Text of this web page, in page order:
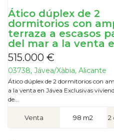
Ático dúplex de 2
dormitorios con
terraza a escasos
del mar a la venta
515.000 €
03738, Jávea/Xàbia, Alicante
Ático dúplex de 2 dormitorios con
a la venta en Jávea Exclusivas
de...
Venta 98 m2 2